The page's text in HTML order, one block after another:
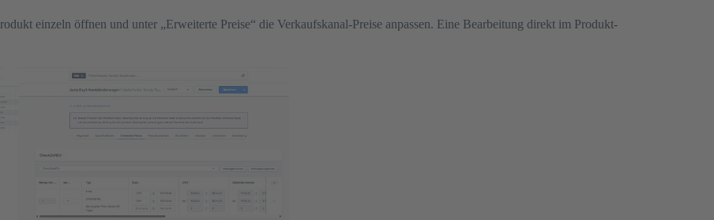
einzeln öffnen und unter „Erweiterte Preise“ die Verkaufskanal-Preise anpassen. Eine Bearbeitung direkt im Produkt-